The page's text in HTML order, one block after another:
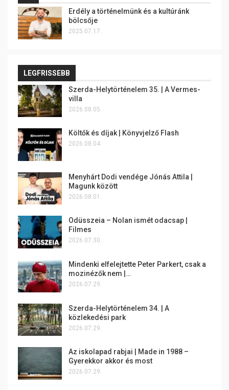
Erdély a történelmünk és a kultúránk
bölcsője
2025.07.17.
LEGFRISSEBB
Szerda-Helytörténelem 35. | A Vermes-
villa
2026.08.05.
Költők és díjak | Könyvjelző Flash
2026.08.04.
Menyhárt Dodi vendége Jónás Attila |
Magunk között
2026.08.01.
Odüsszeia – Nolan ismét odacsap |
Filmes
2026.07.30.
Mindenki elfelejtette Peter Parkert, csak a
mozinézők nem |…
2026.07.29.
Szerda-Helytörténelem 34. | A
közlekedési park
2026.07.29.
Az iskolapad rabjai | Made in 1988 –
Gyerekkor akkor és most
2026.07.29.